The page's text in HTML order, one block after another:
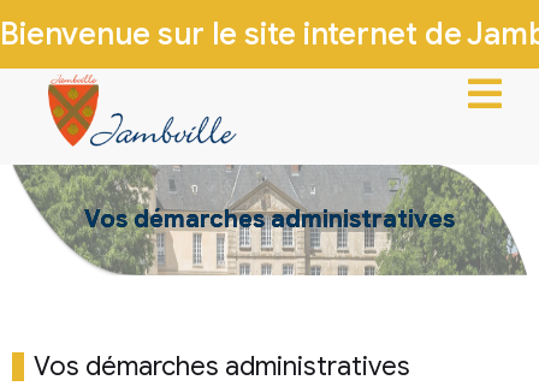
Bienvenue sur le site internet de
ACCUEIL
VIE MUNICIPALE
VIE LOCALE
PATRIMOINE & HISTOIRE
Vos démarches administratives
Vos démarches administratives